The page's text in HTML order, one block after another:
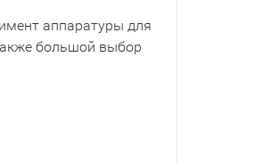
аппаратуры для
большой выбор